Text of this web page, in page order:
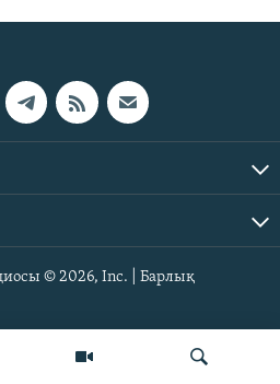
© 2026, Inc. | Барлық